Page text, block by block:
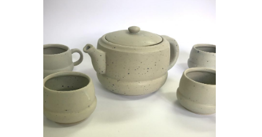
Керамички
дизајн
Наставник: мр Мирољуб
Драмићанин, ред. проф.
Радови студената